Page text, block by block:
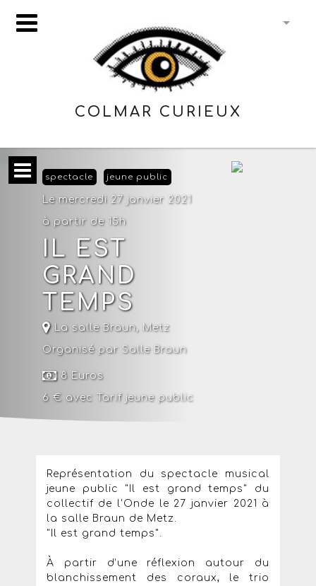
COLMAR CURIEUX
spectacle jeune public
Le mercredi 27 janvier 2021
à partir de 15h
IL EST
GRAND
TEMPS
La salle Braun, Metz
Organisé par Salle Braun
8 Euros
6 € avecTarif jeune public
Représentation du spectacle musical
jeune public "Il est grand temps" du
collectif de l'Onde le 27 janvier 2021 à
la salle Braun de Metz.
"Il est grand temps".
À partir d’une réflexion autour du
blanchissement des coraux, le trio